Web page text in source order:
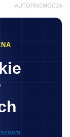
AUTOPROMOCJA